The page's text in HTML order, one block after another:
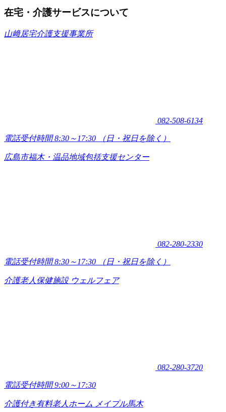
在宅・介護サービスについて
山﨑居宅介護支援事業所
082-508-6134
電話受付時間 8:30～17:30 （日・祝日を除く）
広島市福木・温品地域包括支援センター
082-280-2330
電話受付時間 8:30～17:30 （日・祝日を除く）
介護老人保健施設 ウェルフェア
082-280-3720
電話受付時間 9:00～17:30
介護付き有料老人ホーム メイプル馬木